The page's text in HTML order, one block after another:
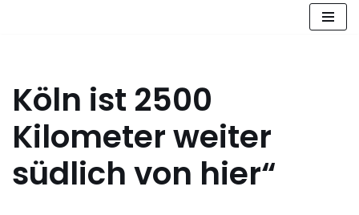
Köln ist 2500
Kilometer weiter
südlich von hier“